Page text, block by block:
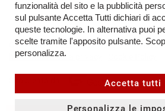
Copyright © 2026 Rossi Auto Srl - P.IVA
l'informativa sulla privacy
funzionalità del sito e la pubblicità
sul pulsante Accetta Tutti dichiari di
queste tecnologie. In alternativa puoi
scelte tramite l'apposito pulsante.
personalizza.
Accetta tutti
Personalizza le